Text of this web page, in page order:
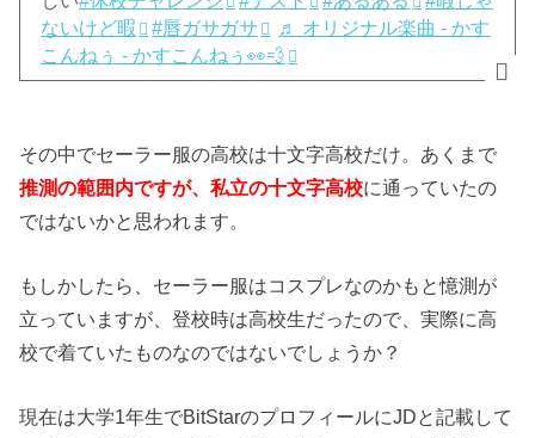
ないけど暇
#唇ガサガサ
♬ オリジナル楽曲 - かす
こんねぅ - かすこんねぅ👀💨
その中でセーラー服の高校は十文字高校だけ。あくまで
推測の範囲内ですが、私立の十文字高校に通っていたの
ではないかと思われます。
もしかしたら、セーラー服はコスプレなのかもと憶測が
立っていますが、登校時は高校生だったので、実際に高
校で着ていたものなのではないでしょうか？
現在は大学1年生でBitStarのプロフィールにJDと記載して